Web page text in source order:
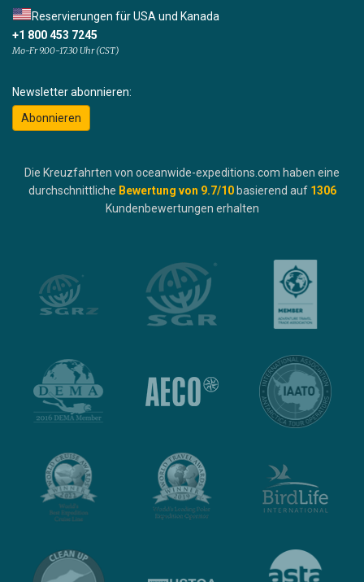
Reservierungen für USA und Kanada
+1 800 453 7245
Mo-Fr 9.00-17.30 Uhr (CST)
Newsletter abonnieren:
Abonnieren
Die Kreuzfahrten von oceanwide-expeditions.com haben eine
durchschnittliche Bewertung von 9.7/10 basierend auf 1306
Kundenbewertungen erhalten